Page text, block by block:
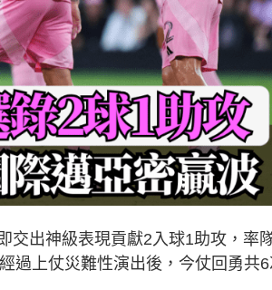
交出神級表現貢獻2入球1助攻，率
過上仗災難性演出後，今仗回勇共